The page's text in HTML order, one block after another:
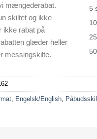
mængederabat.
skiltet og ikke
ikke rabat på
glæder heller
messingskilte.
5
Engelsk/English